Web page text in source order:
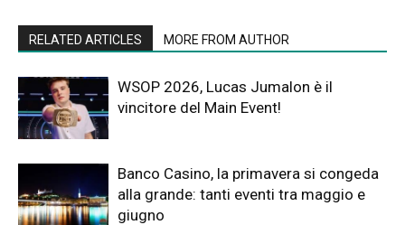
RELATED ARTICLES MORE FROM AUTHOR
WSOP 2026, Lucas Jumalon è il
vincitore del Main Event!
Banco Casino, la primavera si congeda
alla grande: tanti eventi tra maggio e
giugno